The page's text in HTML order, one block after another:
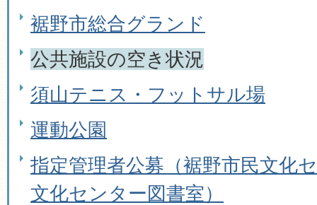
裾野市総合グランド
公共施設の空き状況
須山テニス・フットサル場
運動公園
指定管理者公募（裾野市民文化
文化センター図書室）